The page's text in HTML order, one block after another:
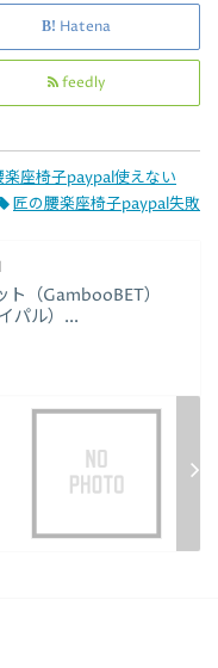
Hatena
feedly
楽座椅子paypal使えない
匠の腰楽座椅子paypal失敗
ト（GambooBET）
パル）...